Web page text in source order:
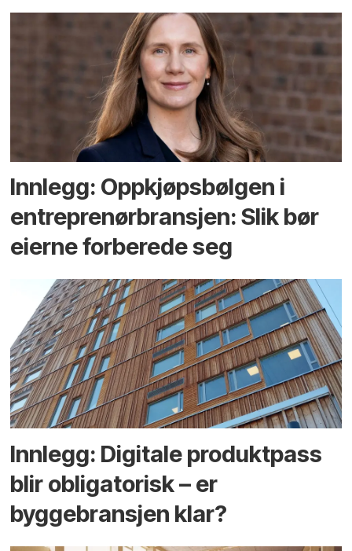
Innlegg: Oppkjøps­bølgen i
entreprenør­bransjen: Slik bør
eierne forberede seg
Innlegg: Digitale produktpass
blir obligatorisk – er
byggebransjen klar?